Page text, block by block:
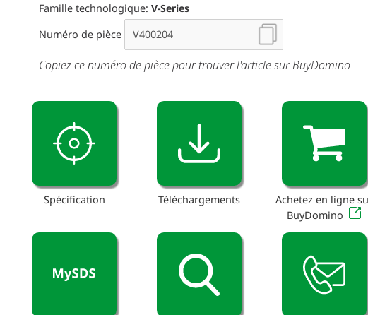
Famille technologique: V-Series
Numéro de pièce
Copiez ce numéro de pièce pour trouver l'article sur BuyDomino
Spécification Téléchargements
Achetez en ligne
BuyDomino